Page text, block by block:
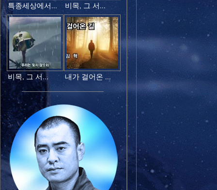
특종세상에서... 비목, 그 서...
비목, 그 서... 내가 걸어온 ...